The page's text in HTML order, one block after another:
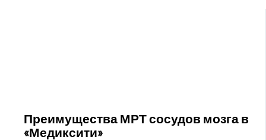
Преимущества МРТ сосудов мозга в
«Медиксити»